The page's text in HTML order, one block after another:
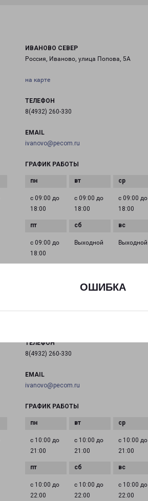
ОШИБКА
ИВАНОВО СЕВЕР
Россия, Иваново, улица Попова, 5А
на карте
ТЕЛЕФОН
8(4932) 260-330
EMAIL
ivanovo@pecom.ru
ГРАФИК РАБОТЫ
с 09:00 до
18:00
с 09:00 до
18:00
с 09:00 до
18:00
с 09:00 до
18:00
Выходной Выходной
ИВАНОВО 8 МАРТА 32
ТЕЛЕФОН
8(4932) 260-330
EMAIL
ivanovo@pecom.ru
ГРАФИК РАБОТЫ
с 10:00 до
21:00
с 10:00 до
21:00
с 10:00 до
21:00
с 10:00 до
22:00
с 10:00 до
22:00
с 10:00 до
22:00